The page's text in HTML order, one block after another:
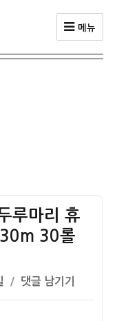
메뉴
루마리 휴
30롤
[사
용
댓글 남기기